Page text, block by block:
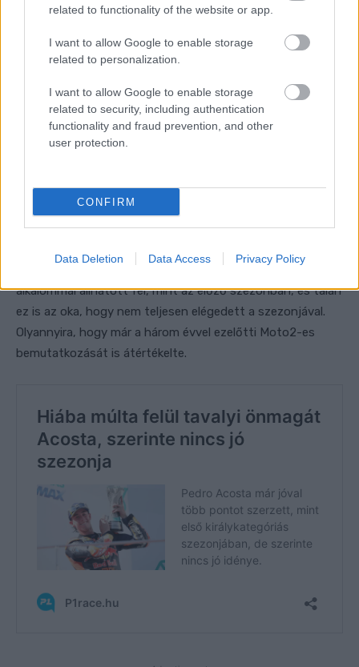
related to functionality of the website or app.
I want to allow Google to enable storage
related to personalization.
I want to allow Google to enable storage
related to security, including authentication
functionality and fraud prevention, and other
user protection.
CONFIRM
Data Deletion Data Access Privacy Policy